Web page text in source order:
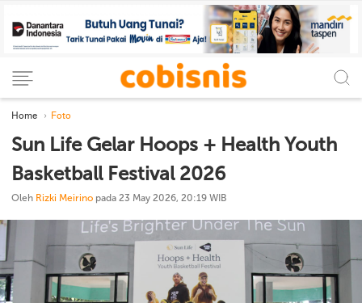
Home Foto
Sun Life Gelar Hoops + Health Youth
Basketball Festival 2026
Oleh Rizki Meirino pada 23 May 2026, 20:19 WIB